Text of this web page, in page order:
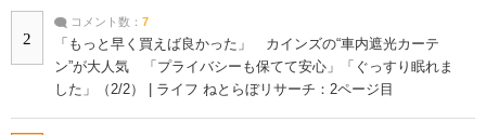
2
コメント数： 7
「もっと早く買えば良かった」 カインズの“車内遮光カーテ
ン”が大人気 「プライバシーも保てて安心」「ぐっすり眠れま
した」（2/2） | ライフ ねとらぼリサーチ：2ページ目